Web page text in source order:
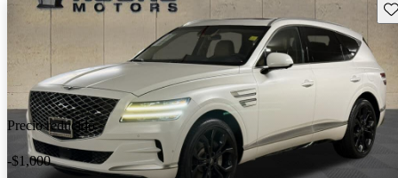
Precio reducido
-$1,000